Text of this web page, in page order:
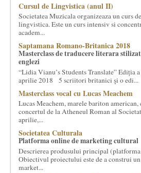
inceput cu muzica clasica - si de aici
dezvoltam proiecte si in alte domenii ale
Facem management cultural, dezvoltam si
proprii sau preluate, modele si sisteme de
cultural si consultanta. Organizam
evenimente culturale, private sau publice,
cultura generala muzicala, teatrala,
Cuvinte in plus despre proiect, despre cei
cei care il finantateaza sunt in rubricile de
Cursul de Lingvistica (anul II)
Societatea Muzicala organizeaza un curs
lingvistica. Este un curs intensiv si
academ...
Saptamana Romano-Britanica 2018
Masterclass de traducere literara
englezi
“Lidia Vianu’s Students Translate” Ediția
aprilie 2018 5 scriitori britanici şi o edi...
Masterclass vocal cu Lucas Meachem
Lucas Meachem, marele bariton american,
concertul de la Atheneul Roman al
aprilie,...
Societatea Culturala
Platforma online de marketing cultural
Descrierea produsului principal
Obiectivul proiectului este de a construi
market...